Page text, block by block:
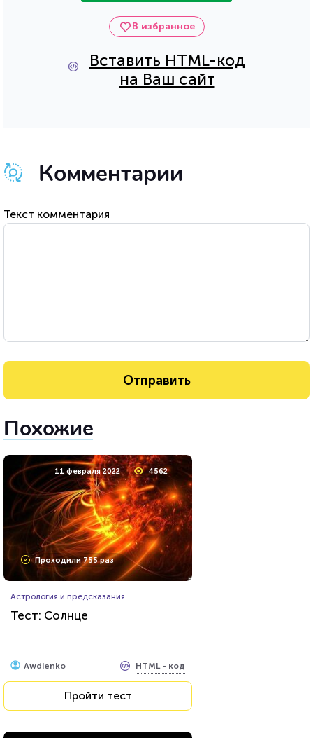
В избранное
Вставить HTML-код
на Ваш сайт
Комментарии
Текст комментария
Похожие
11 февраля 2022 4562
Проходили 755 раз
Астрология и предсказания
Тест: Солнце
Awdienko HTML - код
Пройти тест